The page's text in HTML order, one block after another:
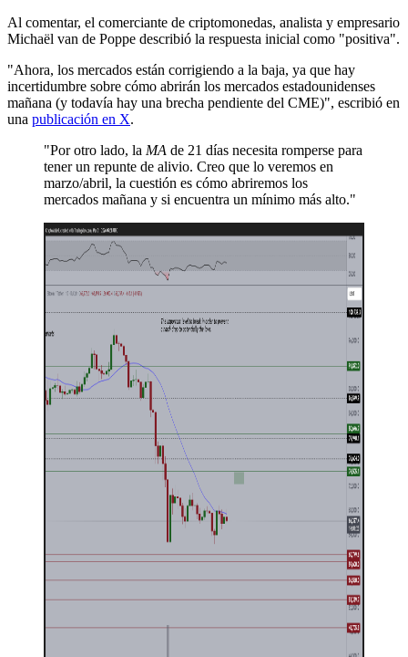
Al comentar, el comerciante de criptomonedas, analista y empresario
Michaël van de Poppe describió la respuesta inicial como "positiva".
"Ahora, los mercados están corrigiendo a la baja, ya que hay
incertidumbre sobre cómo abrirán los mercados estadounidenses
mañana (y todavía hay una brecha pendiente del CME)", escribió en
una publicación en X.
"Por otro lado, la MA de 21 días necesita romperse para
tener un repunte de alivio. Creo que lo veremos en
marzo/abril, la cuestión es cómo abriremos los
mercados mañana y si encuentra un mínimo más alto."